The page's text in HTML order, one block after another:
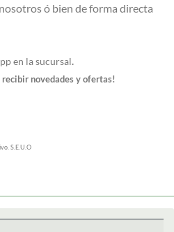
ó bien de forma directa
en la sucursal.
recibir novedades y ofertas!
S.E.U.O